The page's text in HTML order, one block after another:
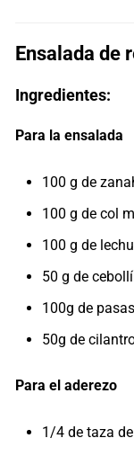
Ensalada de
Ingredientes:
Para la ensalada
100 g de
100 g de col
100 g de
50 g de
100g de pasas
50g de
Para el aderezo
1/4 de taza